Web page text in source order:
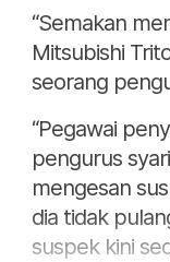
“Semakan
Mitsubishi
seorang
“Pegawai
pengurus
mengesan
dia tidak
suspek kini